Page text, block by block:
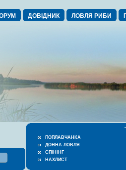
ДОВІДНИК ЛОВЛЯ РИБИ
ПОПЛАВЧАНКА
ДОННА ЛОВЛЯ
СПІНІНГ
НАХЛИСТ